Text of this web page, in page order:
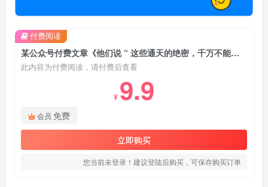
某公众号付费文章《他们说 “ 这些通天的绝密，千万不能让你掌握! ”》
此内容为付费阅读，请付费后查看
¥ 9.9
会员 免费
立即购买
您当前未登录！建议登陆后购买，可保存购买订单
付费阅读